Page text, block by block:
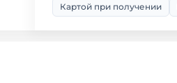
Картой при получении